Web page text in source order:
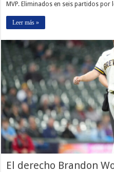
MVP. Eliminados en seis partidos
Leer más »
El derecho Brandon